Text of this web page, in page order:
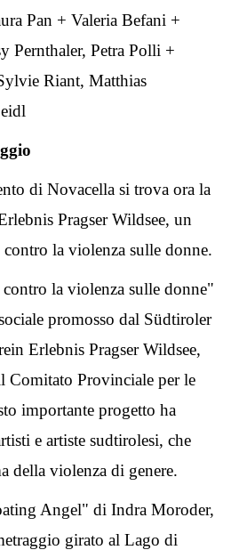
Pan + Valeria Befani +
Pernthaler, Petra Polli +
Riant, Matthias
di Novacella si trova ora la
Pragser Wildsee, un
la violenza sulle donne.
la violenza sulle donne"
promosso dal Südtiroler
Erlebnis Pragser Wildsee,
Comitato Provinciale per le
importante progetto ha
e artiste sudtirolesi, che
della violenza di genere.
Angel" di Indra Moroder,
girato al Lago di